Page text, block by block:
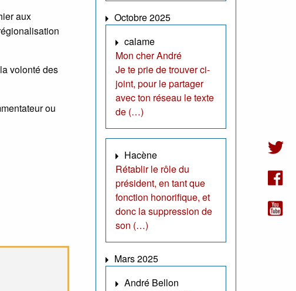
aux
volonté des
ou
Octobre 2025
calame
Mon cher André
Je te prie de trouver ci-
joint, pour le partager
avec ton réseau le texte
de (…)
Hacène
Rétablir le rôle du
président, en tant que
fonction honorifique, et
donc la suppression de
son (…)
Mars 2025
André Bellon